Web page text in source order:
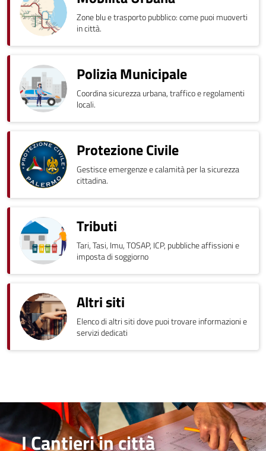
Zone blu e trasporto pubblico: come puoi muoverti
in città.
Polizia Municipale
Coordina sicurezza urbana, traffico e regolamenti
locali.
Protezione Civile
Gestisce emergenze e calamità per la sicurezza
cittadina.
Tributi
Tari, Tasi, Imu, TOSAP, ICP, pubbliche affissioni e
imposta di soggiorno
Altri siti
Elenco di altri siti dove puoi trovare informazioni e
servizi dedicati
I Cantieri in città